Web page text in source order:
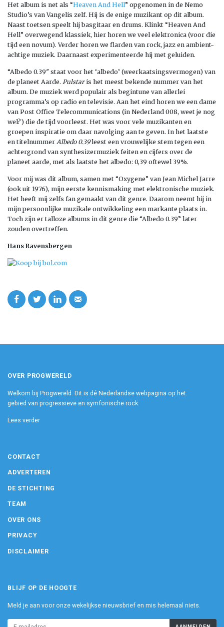
Het album is net als “Heaven And Hell ” opgenomen in de Nemo
Studio’s van Vangelis zelf. Hij is de enige muzikant op dit album.
Naast toetsen speelt hij basgitaar en drums. Klinkt “Heaven And
Hell” overwegend klassiek, hier horen we veel elektronica (voor die
tijd een novum). Verder horen we flarden van rock, jazz en ambient-
achtige muziek. Daarnaast experimenteerde hij met geluiden.
“Albedo 0.39″ staat voor het ‘albedo’ (weerkaatsingsvermogen) van
de planeet Aarde. Pulstaris het meest bekende nummer van het
album. De muziek werd populair als begintune van allerlei
programma’s op radio en televisie. Aan het eind horen we een dame
van Post Office Telecommunications (in Nederland 008, weet je nog
wel?) die de tijd voorleest. Het was voor vele muzikanten en
groepen inspiratie om daar navolging aan te geven. In het laatste
en titelnummer Albedo 0.39leest een vrouwelijke stem tegen een
achtergrond van synthesizermuziek feiten en cijfers over de
planeet aarde, met als laatste het albedo: 0,39 oftewel 39%.
Voor mij was dit album, samen met “Oxygene” van Jean Michel Jarre
(ook uit 1976), mijn eerste kennismaking met elektronische muziek.
Het heeft mij zelfs fan gemaakt van dit genre. Daarom neemt hij in
mijn persoonlijke muzikale ontwikkeling een markante plaats in.
Toch zijn er talloze albums in dit genre die “Albedo 0.39” later
zouden overtreffen.
Hans Ravensbergen
OVER PROGWERELD
Welkom bij Progwereld. Dit is dé Nederlandse webpagina op het
gebied van progressieve en symfonische rock.
Lees verder
CONTACT
ADVERTEREN
DE STICHTING
TEAM
OVER ONS
PRIVACY
DISCLAIMER
BLIJF OP DE HOOGTE
Meld je aan voor onze wekelijkse nieuwsbrief en mis helemaal niets.